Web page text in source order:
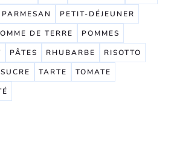
PARMESAN
PETIT-DÉJEUNER
DE TERRE
POMMES
PÂTES RHUBARBE
RISOTTO
SUCRE TARTE
TOMATE